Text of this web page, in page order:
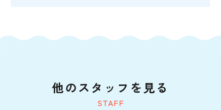
STAFF
他のスタッフを見る